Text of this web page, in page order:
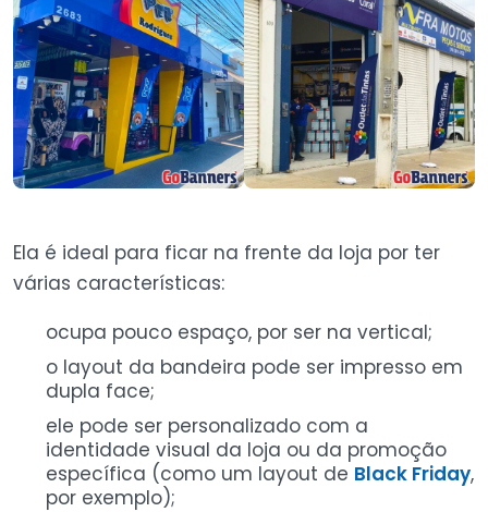
Ela é ideal para ficar na frente da loja por ter
várias características:
ocupa pouco espaço, por ser na vertical;
o layout da bandeira pode ser impresso em
dupla face;
ele pode ser personalizado com a
identidade visual da loja ou da promoção
específica (como um layout de Black Friday,
por exemplo);